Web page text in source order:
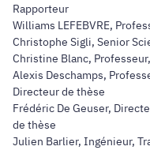
Rapporteur
Williams LEFEBVRE,
Christophe Sigli, Senior
Christine Blanc,
Alexis Deschamps,
Directeur de thèse
Frédéric De Geuser,
de thèse
Julien Barlier, Ingénieur,